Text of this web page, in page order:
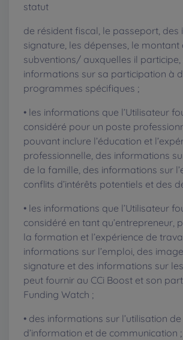
statut
de résident fiscal, le passeport, des
signature, les dépenses, le montant
subventions/ auxquelles il participe,
informations sur sa participation à
programmes spécifiques ;
• les informations que l’Utilisateur
considéré pour un poste
pouvant inclure l’éducation et
professionnelle, des informations
de la famille, des informations sur
conflits d’intérêts potentiels et des
• les informations que l’Utilisateur
considéré en tant qu’entrepreneur,
la formation et l’expérience de
informations sur l’emploi, des
signature et des informations sur les
peut fournir au CCi Boost et son
Funding Watch ;
• des informations sur l’utilisation
d’information et de communication ;